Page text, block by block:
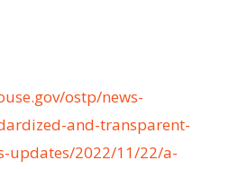
ostp/news-
and-transparent-
updates/2022/11/22/a-